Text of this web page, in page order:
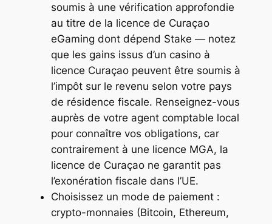
soumis à une vérification approfondie
au titre de la licence de Curaçao
eGaming dont dépend Stake — notez
que les gains issus d’un casino à
licence Curaçao peuvent être soumis à
l’impôt sur le revenu selon votre pays
de résidence fiscale. Renseignez-vous
auprès de votre agent comptable local
pour connaître vos obligations, car
contrairement à une licence MGA, la
licence de Curaçao ne garantit pas
l’exonération fiscale dans l’UE.
Choisissez un mode de paiement :
crypto-monnaies (Bitcoin, Ethereum,